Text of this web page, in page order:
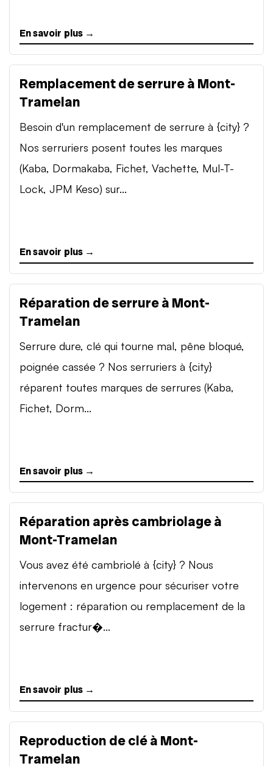
En savoir plus →
Remplacement de serrure à Mont-
Tramelan
Besoin d'un remplacement de serrure à {city} ?
Nos serruriers posent toutes les marques
(Kaba, Dormakaba, Fichet, Vachette, Mul-T-
Lock, JPM Keso) sur...
En savoir plus →
Réparation de serrure à Mont-
Tramelan
Serrure dure, clé qui tourne mal, pêne bloqué,
poignée cassée ? Nos serruriers à {city}
réparent toutes marques de serrures (Kaba,
Fichet, Dorm...
En savoir plus →
Réparation après cambriolage à
Mont-Tramelan
Vous avez été cambriolé à {city} ? Nous
intervenons en urgence pour sécuriser votre
logement : réparation ou remplacement de la
serrure fractur�...
En savoir plus →
Reproduction de clé à Mont-
Tramelan